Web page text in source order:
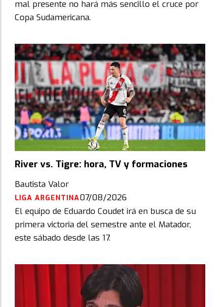
mal presente no hará más sencillo el cruce por
Copa Sudamericana.
River vs. Tigre: hora, TV y formaciones
Bautista Valor
LIGA ARGENTINA07/08/2026
El equipo de Eduardo Coudet irá en busca de su
primera victoria del semestre ante el Matador,
este sábado desde las 17.